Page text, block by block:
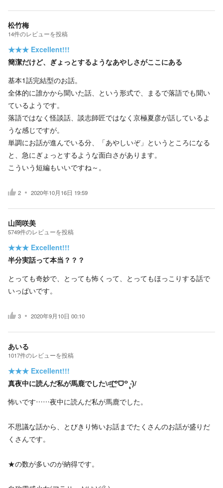
松竹梅
14件のレビューを投稿
★★★ Excellent!!!
簡潔だけど、ぎょっとするようなあやしさがここにある
基本1話完結型のお話。
全体的に誰かから聞いた話、という形式で、まるで落語でも聞い
ているようです。
落語ではなく怪談話、談志師匠ではなく京極夏彦が話しているよ
うな感じですが。
単調にお話が進んでいる分、「あやしいぞ」というところになる
と、急にぎょっとするような面白さがあります。
こういう短編もいいですね～。
2 2020年10月16日 19:59
山岡咲美
5749件のレビューを投稿
★★★ Excellent!!!
半分実話って本当？？？
とっても奇妙で、とっても怖くって、とってもほっこりする話で
いっぱいです。
3 2020年9月10日 00:10
あいる
1017件のレビューを投稿
★★★ Excellent!!!
真夜中に読んだ私が馬鹿でした\=͟͟͞͞(꒪ᗜ꒪ ‧̣̥̇)/
怖いです……夜中に読んだ私が馬鹿でした。
不思議な話から、とびきり怖いお話までたくさんのお話が盛りだ
くさんです。
★の数が多いのが納得です。